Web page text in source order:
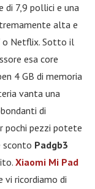
di 7,9 pollici e una
alta e
o Netflix. Sotto il
esa core
4 GB di memoria
vanta una
di
pochi pezzi potete
sconto Padgb3
Xiaomi Mi Pad
vi ricordiamo di